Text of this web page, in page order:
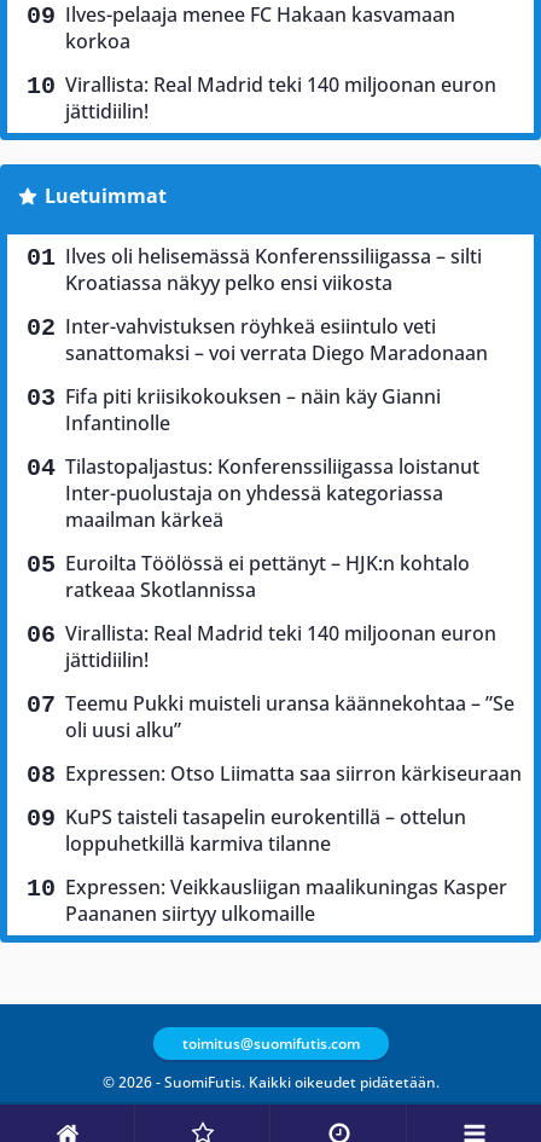
Ilves-pelaaja menee FC Hakaan kasvamaan
korkoa
Virallista: Real Madrid teki 140 miljoonan euron
jättidiilin!
Luetuimmat
Ilves oli helisemässä Konferenssiliigassa – silti
Kroatiassa näkyy pelko ensi viikosta
Inter-vahvistuksen röyhkeä esiintulo veti
sanattomaksi – voi verrata Diego Maradonaan
Fifa piti kriisikokouksen – näin käy Gianni
Infantinolle
Tilastopaljastus: Konferenssiliigassa loistanut
Inter-puolustaja on yhdessä kategoriassa
maailman kärkeä
Euroilta Töölössä ei pettänyt – HJK:n kohtalo
ratkeaa Skotlannissa
Virallista: Real Madrid teki 140 miljoonan euron
jättidiilin!
Teemu Pukki muisteli uransa käännekohtaa – ”Se
oli uusi alku”
Expressen: Otso Liimatta saa siirron kärkiseuraan
KuPS taisteli tasapelin eurokentillä – ottelun
loppuhetkillä karmiva tilanne
Expressen: Veikkausliigan maalikuningas Kasper
Paananen siirtyy ulkomaille
© 2026 - SuomiFutis. Kaikki oikeudet pidätetään.
toimitus@suomifutis.com